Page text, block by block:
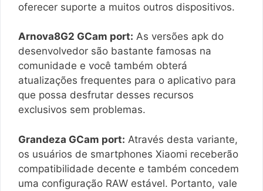
oferecer suporte a muitos outros dispositivos.
Arnova8G2 GCam port: As versões apk do
desenvolvedor são bastante famosas na
comunidade e você também obterá
atualizações frequentes para o aplicativo para
que possa desfrutar desses recursos
exclusivos sem problemas.
Grandeza GCam port: Através desta variante,
os usuários de smartphones Xiaomi receberão
compatibilidade decente e também concedem
uma configuração RAW estável. Portanto, vale